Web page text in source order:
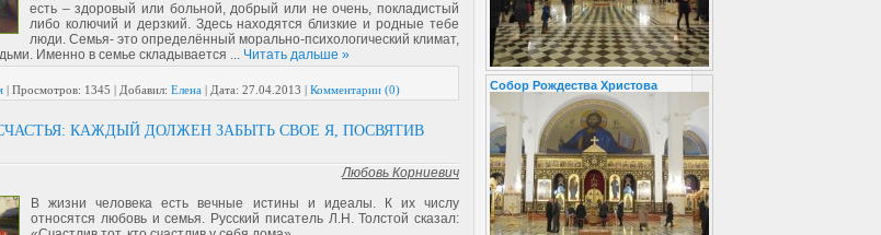
Собор Рождества Христова
есть – здоровый или больной, добрый или не очень, покладистый
либо колючий и дерзкий. Здесь находятся близкие и родные тебе
люди. Семья- это определённый морально-психологический климат,
Именно в семье складывается
Читать дальше »
| Просмотров: 1345 | Добавил: Елена | Дата: 27.04.2013 | Комментарии (0)
КАЖДЫЙ ДОЛЖЕН ЗАБЫТЬ СВОЕ Я, ПОСВЯТИВ
Любовь Корниевич
В жизни человека есть вечные истины и идеалы. К их числу
относятся любовь и семья. Русский писатель Л.Н. Толстой сказал: